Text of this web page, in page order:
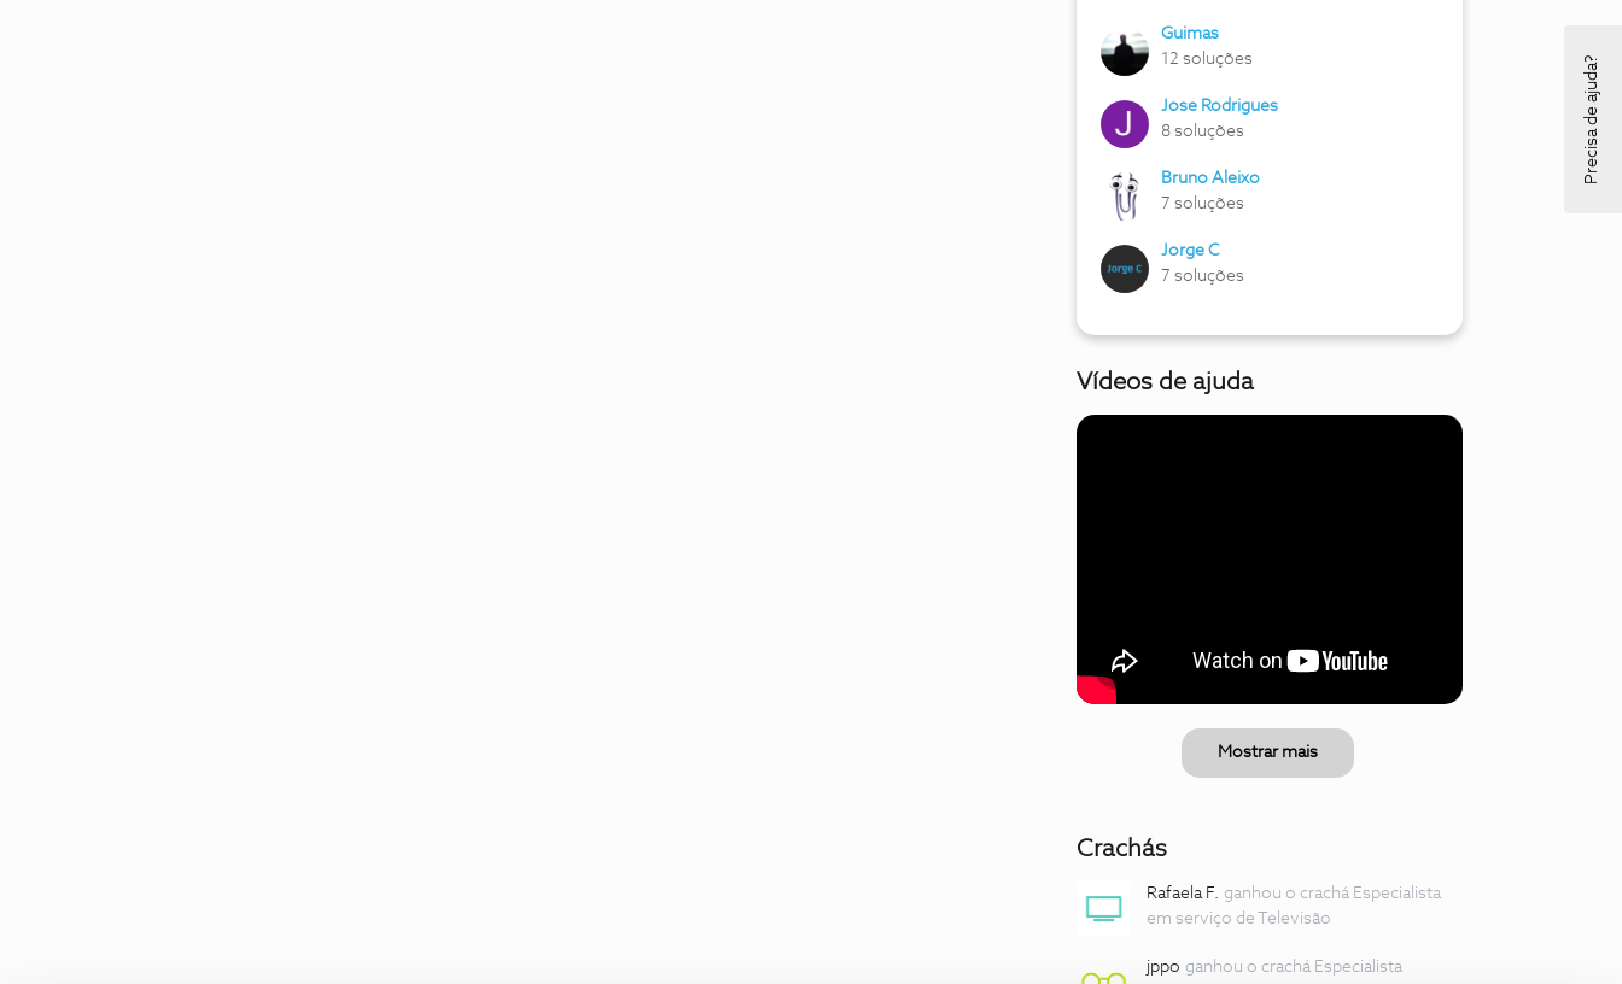
Guimas
12 soluções
Jose Rodrigues
8 soluções
Bruno Aleixo
7 soluções
Jorge C
7 soluções
Vídeos de ajuda
Mostrar mais
Crachás
Rafaela F. ganhou o crachá Especialista
em serviço de Televisão
jppo ganhou o crachá Especialista
Precisa de ajuda?